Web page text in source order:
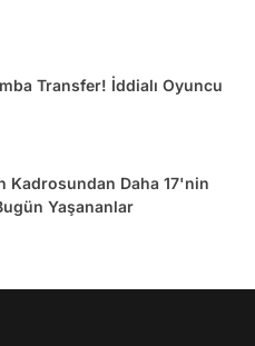
Transfer! İddialı Oyuncu
Kadrosundan Daha 17'nin
Yaşananlar